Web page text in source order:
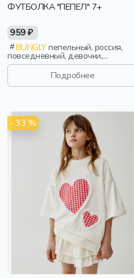
ФУТБОЛКА "ПЕПЕЛ" 7+
959 ₽
BUNGLYпепельный, россия,
повседневный, девочки,
школьники, подростки, дети
Подробнее
- 33 %